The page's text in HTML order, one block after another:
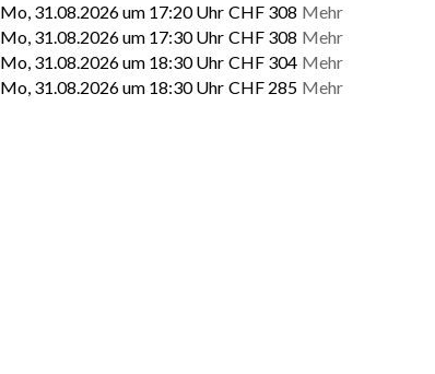
Mo, 31.08.2026 um 17:20 Uhr CHF 308 Mehr
Mo, 31.08.2026 um 17:30 Uhr CHF 308 Mehr
Mo, 31.08.2026 um 18:30 Uhr CHF 304 Mehr
Mo, 31.08.2026 um 18:30 Uhr CHF 285 Mehr